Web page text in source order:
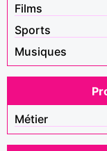
Films
Sports
Musiques
Métier